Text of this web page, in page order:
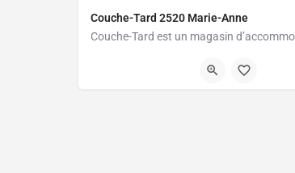
Couche-Tard 2520 Marie-Anne